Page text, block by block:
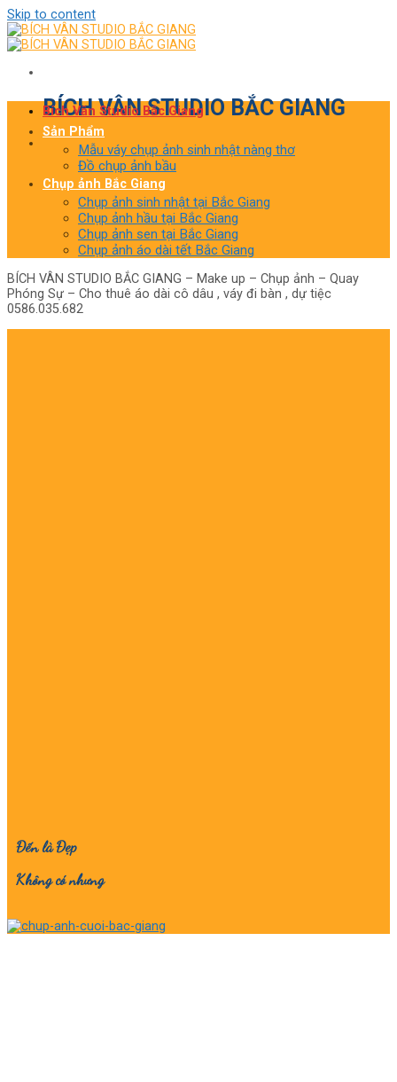
Skip to content
BÍCH VÂN STUDIO BẮC GIANG
Bích Vân Studio Bắc Giang
Sản Phẩm
Mẫu váy chụp ảnh sinh nhật nàng thơ
Đồ chụp ảnh bầu
Chụp ảnh Bắc Giang
Chụp ảnh sinh nhật tại Bắc Giang
Chụp ảnh hầu tại Bắc Giang
Chụp ảnh sen tại Bắc Giang
Chụp ảnh áo dài tết Bắc Giang
BÍCH VÂN STUDIO BẮC GIANG – Make up – Chụp ảnh – Quay
Phóng Sự – Cho thuê áo dài cô dâu , váy đi bàn , dự tiệc
0586.035.682
Đến là Đẹp
Không có nhưng